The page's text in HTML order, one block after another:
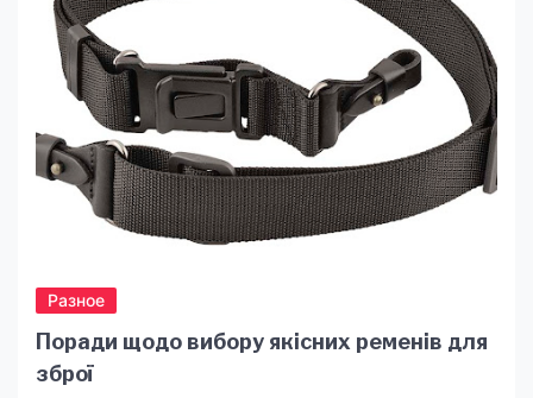
купити правильні тактичні штани […]
Разное
Поради щодо вибору якісних ременів для
зброї